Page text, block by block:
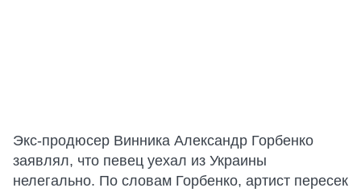
Экс-продюсер Винника Александр Горбенко
заявлял, что певец уехал из Украины
нелегально. По словам Горбенко, артист пересек